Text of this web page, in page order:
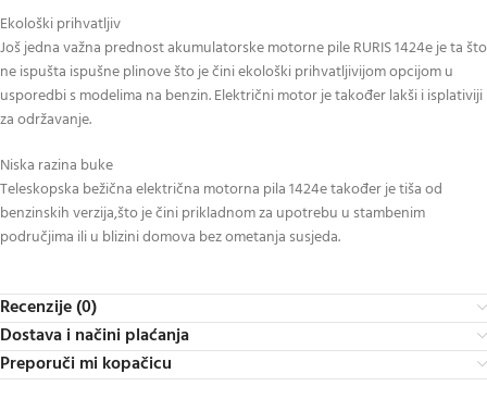
Ekološki prihvatljiv
Još jedna važna prednost akumulatorske motorne pile RURIS 1424e je ta što
ne ispušta ispušne plinove što je čini ekološki prihvatljivijom opcijom u
usporedbi s modelima na benzin. Električni motor je također lakši i isplativiji
za održavanje.
Niska razina buke
Teleskopska bežična električna motorna pila 1424e također je tiša od
benzinskih verzija,što je čini prikladnom za upotrebu u stambenim
područjima ili u blizini domova bez ometanja susjeda.
Recenzije (0)
Dostava i načini plaćanja
Preporuči mi kopačicu